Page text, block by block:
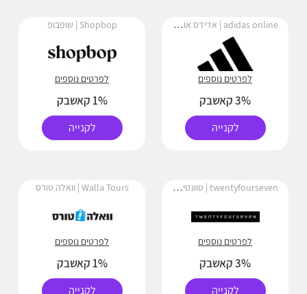
adidas online | אדידס אונליין
לפרטים נוספים
3% קאשבק
לקנייה
Shopbop | שופבופ
לפרטים נוספים
1% קאשבק
לקנייה
twentyfourseven | טוונטי פור סבן
לפרטים נוספים
3% קאשבק
לקנייה
Walla Tours | וואלה טורס
לפרטים נוספים
1% קאשבק
לקנייה